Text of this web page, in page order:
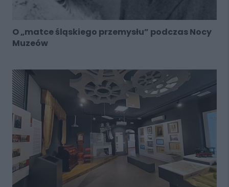
O „matce śląskiego przemysłu” podczas Nocy
Muzeów